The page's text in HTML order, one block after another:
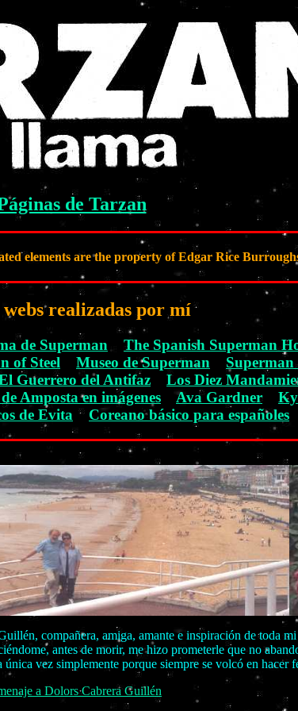
de Tarzan
elements are the property of Edgar Rice
realizadas por mí
de Superman The Spanish Superman
of Steel Museo de Superman
Guerrero del Antifaz Los Diez
Amposta en imágenes Ava Gardner
de Evita Coreano básico para españoles
compañera, amiga, amante e inspiración de toda
antes de morir, me hizo prometerle que no
vez simplemente porque siempre se volcó en hacer
a Dolors Cabrera Guillén